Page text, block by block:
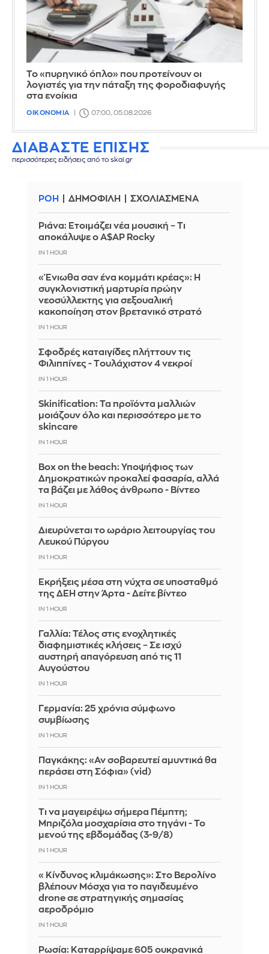
Το «πυρηνικό όπλο» που προτείνουν οι
λογιστές για την πάταξη της φοροδιαφυγής
στα ενοίκια
ΟΙΚΟΝΟΜΙΑ 07:00, 05.08.2026
ΔΙΑΒΑΣΤΕ ΕΠΙΣΗΣ
περισσότερες ειδήσεις από το skai.gr
ΡΟΗ ΔΗΜΟΦΙΛΗ ΣΧΟΛΙΑΣΜΕΝΑ
Ριάνα: Ετοιμάζει νέα μουσική – Τι
αποκάλυψε ο A$AP Rocky
IN 1 HOUR
«Ένιωθα σαν ένα κομμάτι κρέας»: Η
συγκλονιστική μαρτυρία πρώην
νεοσύλλεκτης για σεξουαλική
κακοποίηση στον βρετανικό στρατό
IN 1 HOUR
Σφοδρές καταιγίδες πλήττουν τις
Φιλιππίνες - Tουλάχιστον 4 νεκροί
IN 1 HOUR
Skinification: Τα προϊόντα μαλλιών
μοιάζουν όλο και περισσότερο με το
skincare
IN 1 HOUR
Box on the beach: Υποψήφιος των
Δημοκρατικών προκαλεί φασαρία, αλλά
τα βάζει με λάθος άνθρωπο - Βίντεο
IN 1 HOUR
Διευρύνεται το ωράριο λειτουργίας του
Λευκού Πύργου
IN 1 HOUR
Eκρήξεις μέσα στη νύχτα σε υποσταθμό
της ΔΕΗ στην Άρτα - Δείτε βίντεο
IN 1 HOUR
Γαλλία: Τέλος στις ενοχλητικές
διαφημιστικές κλήσεις – Σε ισχύ
αυστηρή απαγόρευση από τις 11
Αυγούστου
IN 1 HOUR
Γερμανία: 25 χρόνια σύμφωνο
συμβίωσης
IN 1 HOUR
Παγκάκης: «Αν σοβαρευτεί αμυντικά θα
περάσει στη Σόφια» (vid)
IN 1 HOUR
Τι να μαγειρέψω σήμερα Πέμπτη;
Μπριζόλα μοσχαρίσια στο τηγάνι - Το
μενού της εβδομάδας (3-9/8)
IN 1 HOUR
«Κίνδυνος κλιμάκωσης»: Στο Βερολίνο
βλέπουν Μόσχα για το παγιδευμένο
drone σε στρατηγικής σημασίας
αεροδρόμιο
IN 1 HOUR
Ρωσία: Καταρρίψαμε 605 ουκρανικά